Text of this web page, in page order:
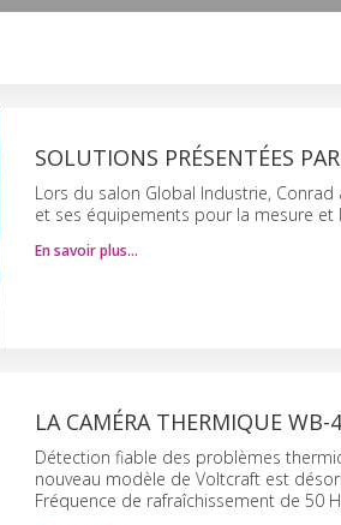
SOLUTIONS PRÉSENTÉES
Lors du salon Global Industrie,
et ses équipements pour la mesure
En savoir plus…
LA CAMÉRA THERMIQUE
Détection fiable des problèmes
nouveau modèle de Voltcraft est
Fréquence de rafraîchissement de 50